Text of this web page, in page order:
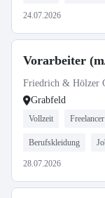
24.07.2026
Vorarbeiter
Friedrich & Hölzer
Grabfeld
Vollzeit Freelancer
Berufskleidung
28.07.2026